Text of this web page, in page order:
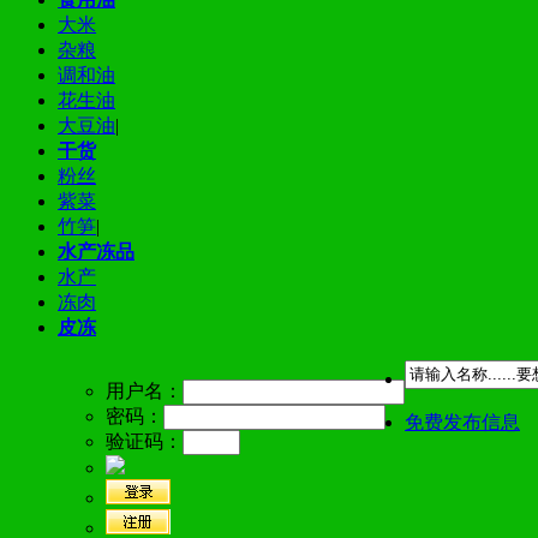
大米
杂粮
调和油
花生油
大豆油|
干货
粉丝
紫菜
竹笋|
水产冻品
水产
冻肉
皮冻
用户名：
密码：
验证码：
免费发布信息